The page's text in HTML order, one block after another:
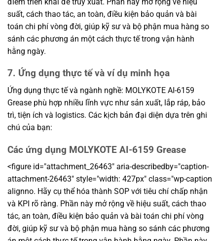
suất, cách thao tác, an toàn, điều kiện bảo quản và bài
toán chi phí vòng đời, giúp kỹ sư và bộ phận mua hàng so
sánh các phương án một cách thực tế trong vận hành
hằng ngày.
7. Ứng dụng thực tế và ví dụ minh họa
Ứng dụng thực tế và ngành nghề: MOLYKOTE AI-6159
Grease phù hợp nhiều lĩnh vực như sản xuất, lắp ráp, bảo
trì, tiện ích và logistics. Các kịch bản đại diện dựa trên ghi
chú của bạn:
Các ứng dụng MOLYKOTE AI-6159 Grease
<figure id="attachment_26463" aria-describedby="caption-
attachment-26463" style="width: 427px" class="wp-caption
alignno. Hãy cụ thể hóa thành SOP với tiêu chí chấp nhận
và KPI rõ ràng. Phần này mở rộng về hiệu suất, cách thao
tác, an toàn, điều kiện bảo quản và bài toán chi phí vòng
đời, giúp kỹ sư và bộ phận mua hàng so sánh các phương